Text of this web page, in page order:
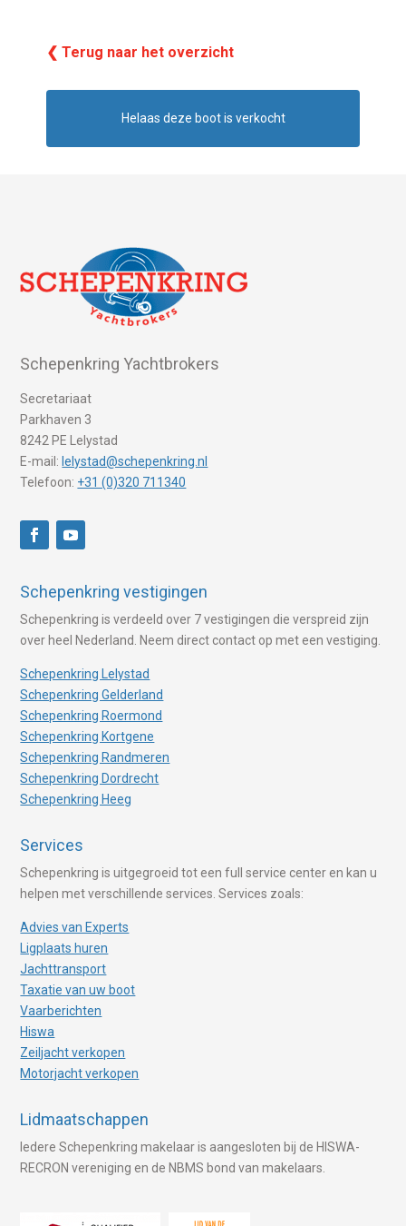
❮ Terug naar het overzicht
Helaas deze boot is verkocht
Schepenkring Yachtbrokers
Secretariaat
Parkhaven 3
8242 PE Lelystad
E-mail: lelystad@schepenkring.nl
Telefoon: +31 (0)320 711340
Schepenkring vestigingen
Schepenkring is verdeeld over 7 vestigingen die verspreid zijn
over heel Nederland. Neem direct contact op met een vestiging.
Schepenkring Lelystad
Schepenkring Gelderland
Schepenkring Roermond
Schepenkring Kortgene
Schepenkring Randmeren
Schepenkring Dordrecht
Schepenkring Heeg
Services
Schepenkring is uitgegroeid tot een full service center en kan u
helpen met verschillende services. Services zoals:
Advies van Experts
Ligplaats huren
Jachttransport
Taxatie van uw boot
Vaarberichten
Hiswa
Zeiljacht verkopen
Motorjacht verkopen
Lidmaatschappen
Iedere Schepenkring makelaar is aangesloten bij de HISWA-
RECRON vereniging en de NBMS bond van makelaars.